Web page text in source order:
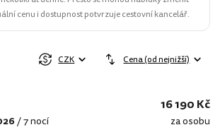
cenu i dostupnost potvrzuje cestovní kancelář.
CZK Cena (od nejnižší)
/7 nocí
16 190 Kč
za osobu